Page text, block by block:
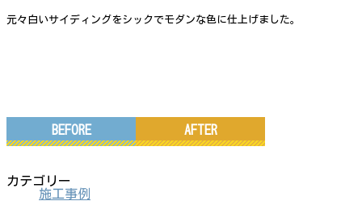
元々白いサイディングをシックでモダンな色に仕上げました。
BEFORE AFTER
カテゴリー
施工事例